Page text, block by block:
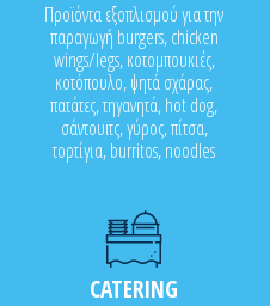
Προϊόντα εξοπλισμού για την
παραγωγή burgers, chicken
wings/legs, κοτομπουκιές,
κοτόπουλο, ψητά σχάρας,
πατάτες, τηγανητά, hot dog,
σάντουϊτς, γύρος, πίτσα,
τορτίγια, burritos, noodles
CATERING